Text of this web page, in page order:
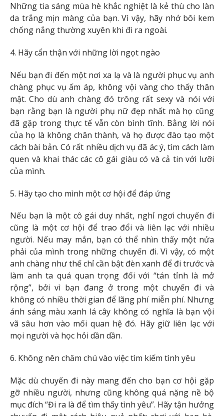
Những tia sáng mùa hè khắc nghiệt là kẻ thù cho làn
da trắng mịn màng của bạn. Vì vậy, hãy nhớ bôi kem
chống nắng thường xuyên khi đi ra ngoài.
4. Hãy cẩn thận với những lời ngọt ngào
Nếu bạn đi đến một nơi xa lạ và là người phục vụ anh
chàng phục vụ ấm áp, không vội vàng cho thấy thân
mật. Cho dù anh chàng đó trông rất sexy và nói với
bạn rằng bạn là người phụ nữ đẹp nhất mà họ cũng
đã gặp trong thực tế vẫn còn bình tĩnh. Bằng lời nói
của họ là không chân thành, và họ được đào tạo một
cách bài bản. Có rất nhiều dịch vụ đã ác ý, tìm cách làm
quen và khai thác các cô gái giàu có và cả tin với lưỡi
của mình.
5. Hãy tạo cho mình một cơ hội để đáp ứng
Nếu bạn là một cô gái duy nhất, nghỉ ngơi chuyến đi
cũng là một cơ hội để trao đổi và liên lạc với nhiều
người. Nếu may mắn, bạn có thể nhìn thấy một nửa
phải của mình trong những chuyến đi. Vì vậy, có một
anh chàng như thế chỉ cần bật đèn xanh để đi trước và
làm anh ta quá quan trọng đối với “tán tỉnh là mở
rộng”, bởi vì bạn đang ở trong một chuyến đi và
không có nhiều thời gian để lãng phí miễn phí. Nhưng
ánh sáng màu xanh lá cây không có nghĩa là bạn vội
vã sâu hơn vào mối quan hệ đó. Hãy giữ liên lạc với
mọi người và học hỏi dần dần.
6. Không nên chăm chú vào việc tìm kiếm tình yêu
Mặc dù chuyến đi này mang đến cho bạn cơ hội gặp
gỡ nhiều người, nhưng cũng không quá nặng nề bộ
mục đích “Đi ra là để tìm thấy tình yêu”. Hãy tận hưởng